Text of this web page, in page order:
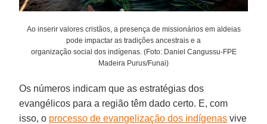
Ao inserir valores cristãos, a presença de missionários em aldeias
pode impactar as tradições ancestrais e a
organização social dos indígenas. (Foto: Daniel Cangussu-FPE
Madeira Purus/Funai)
Os números indicam que as estratégias dos
evangélicos para a região têm dado certo. E, com
isso, o processo de evangelização dos indígenas vive